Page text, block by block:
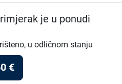
je u ponudi
u odličnom stanju
€